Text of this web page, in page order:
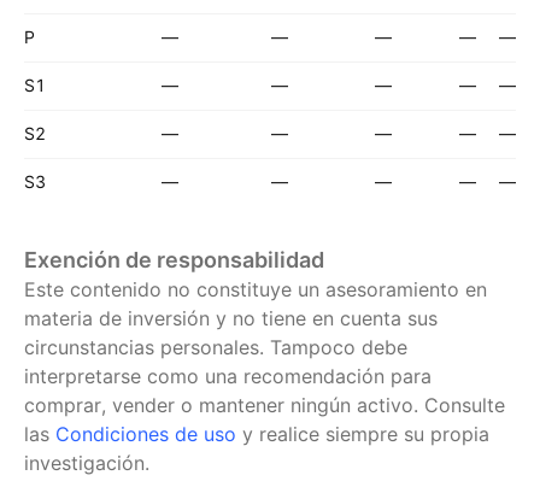
P — — — — —
S1 — — — — —
S2 — — — — —
S3 — — — — —
Exención de responsabilidad
Este contenido no constituye un asesoramiento en
materia de inversión y no tiene en cuenta sus
circunstancias personales. Tampoco debe
interpretarse como una recomendación para
comprar, vender o mantener ningún activo. Consulte
las Condiciones de uso y realice siempre su propia
investigación.